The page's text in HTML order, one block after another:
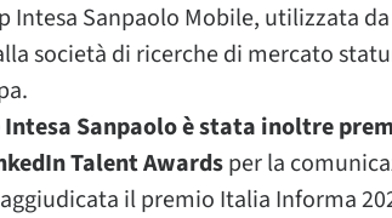
Intesa Sanpaolo Mobile, utilizzata
società di ricerche di mercato
Intesa Sanpaolo è stata inoltre
Talent Awardsper la
il premio Italia Informa